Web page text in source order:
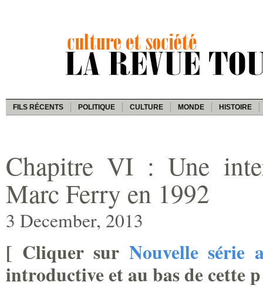
FILS RÉCENTS POLITIQUE CULTURE MONDE HISTOIRE
Chapitre VI : Une
Marc Ferry en 1992
3 December, 2013
[ Cliquer sur Nouvelle série
introductive et au bas de cette